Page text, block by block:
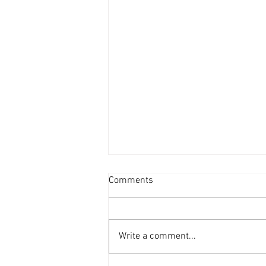
投資者提早收割 [香港經濟日
之下，樓價輕微回落，惟市場仍有
短炒成交，莫非投資者看淡後市、
Comments
Write a comment...